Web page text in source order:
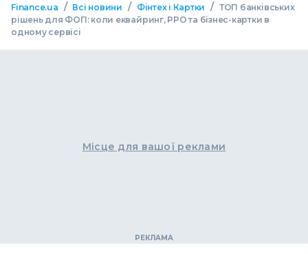
Finance.ua / Всі новини / Фінтех і Картки / ТОП банківських
рішень для ФОП: коли еквайринг, РРО та бізнес-картки в
одному сервісі
Місце для вашої реклами